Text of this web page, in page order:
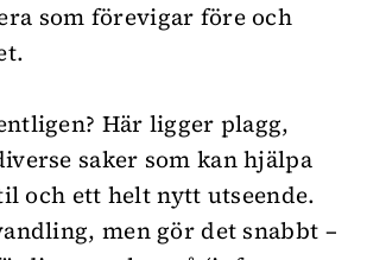
som förevigar före och
Här ligger plagg,
saker som kan hjälpa
och ett helt nytt utseende.
men gör det snabbt –